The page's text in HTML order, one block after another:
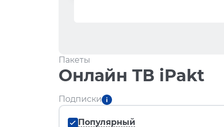
Пакеты
Онлайн ТВ iPakt
Подписки
Популярный